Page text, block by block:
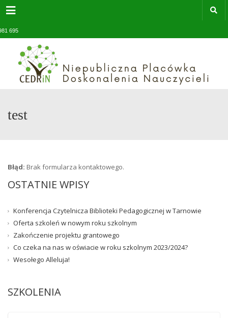
Menu
695
test
Błąd: Brak formularza kontaktowego.
OSTATNIE WPISY
Konferencja Czytelnicza Biblioteki Pedagogicznej w Tarnowie
Oferta szkoleń w nowym roku szkolnym
Zakończenie projektu grantowego
Co czeka na nas w oświacie w roku szkolnym 2023/2024?
Wesołego Alleluja!
SZKOLENIA